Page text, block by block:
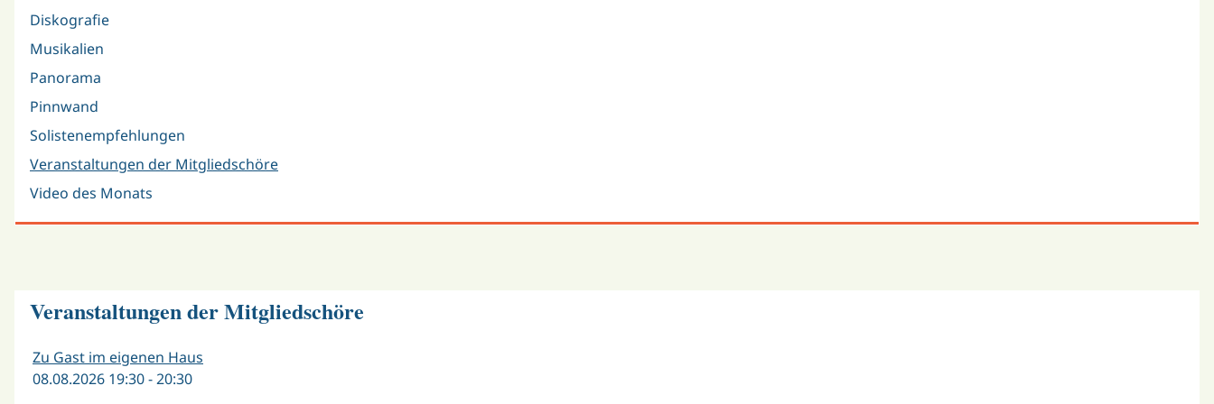
Diskografie
Musikalien
Panorama
Pinnwand
Solistenempfehlungen
Veranstaltungen der Mitgliedschöre
Video des Monats
Veranstaltungen der Mitgliedschöre
Zu Gast im eigenen Haus
08.08.2026 19:30 - 20:30